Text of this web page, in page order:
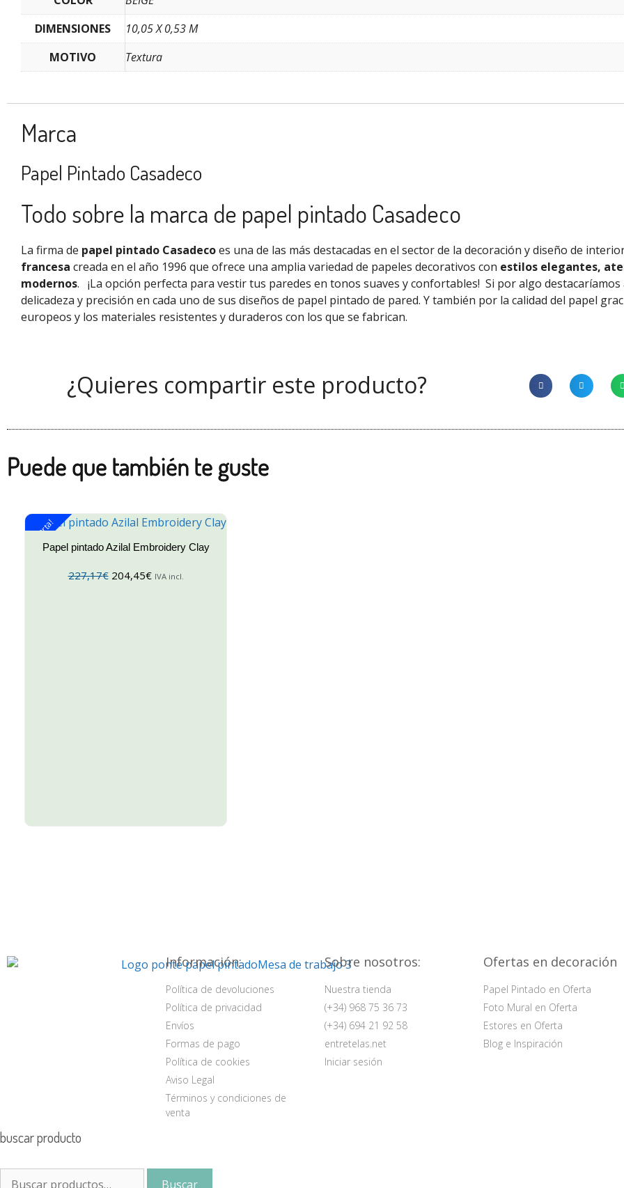
DIMENSIONES
10,05 X 0,53 M
MOTIVO
Textura
Marca
Papel Pintado Casadeco
Todo sobre la marca de papel pintado Casadeco
La firma de papel pintado Casadecoes una de las más destacadas en el sector de la decoración y diseño de
francesa creada en el año 1996 que ofrece una amplia variedad de papeles decorativos con estilos elegantes,
modernos. ¡La opción perfecta para vestir tus paredes en tonos suaves y confortables! Si por algo destacaríamos
delicadeza y precisión en cada uno de sus diseños de papel pintado de pared. Ytambién por la calidad del papel
europeos y los materiales resistentes y duraderos con los que se fabrican.
¿Quieres compartir este producto?
Puede que también te guste
¡Oferta!
Papel pintado Azilal Embroidery Clay
227,17€ 204,45€ IVA incl.
Información:
Política de devoluciones
Política de privacidad
Envíos
Formas de pago
Política de cookies
Aviso Legal
Términos y condiciones de
venta
Sobre nosotros:
Nuestra tienda
(+34) 968 75 36 73
(+34) 694 21 92 58
entretelas.net
Iniciar sesión
Ofertas en decoración
Papel Pintado en Oferta
Foto Mural en Oferta
Estores en Oferta
Blog e Inspiración
buscar producto
Buscar